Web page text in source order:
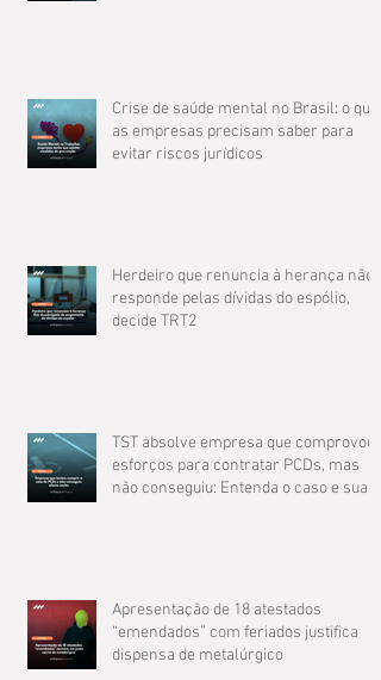
Crise de saúde mental no Brasil: o que
as empresas precisam saber para
evitar riscos jurídicos
Herdeiro que renuncia à herança não
responde pelas dívidas do espólio,
decide TRT2
TST absolve empresa que comprovou
esforços para contratar PCDs, mas
não conseguiu: Entenda o caso e suas
Apresentação de 18 atestados
“emendados” com feriados justifica
dispensa de metalúrgico